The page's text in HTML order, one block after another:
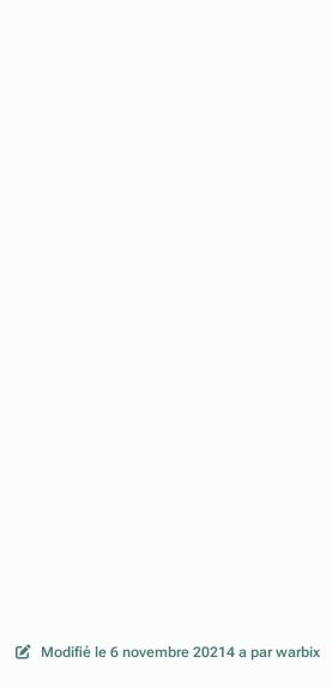
Modifié le 6 novembre 20214 a par warbix